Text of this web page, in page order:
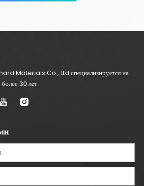
Materials Co., Ltd.специализируется на
30 лет.